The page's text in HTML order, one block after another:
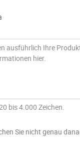
bis 4.000 Zeichen.
Sie nicht genau